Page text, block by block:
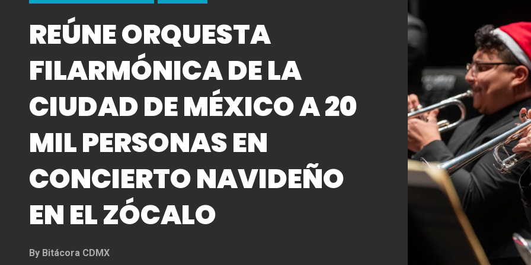
REÚNE ORQUESTA
FILARMÓNICA DE LA
CIUDAD DE MÉXICO A 20
MIL PERSONAS EN
CONCIERTO NAVIDEÑO
EN EL ZÓCALO
By Bitácora CDMX